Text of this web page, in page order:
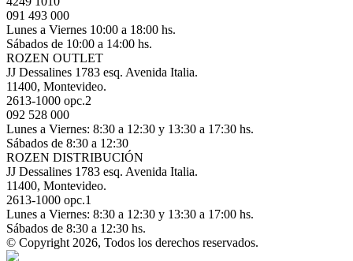
091 493 000
Lunes a Viernes 10:00 a 18:00 hs.
Sábados de 10:00 a 14:00 hs.
ROZEN OUTLET
JJ Dessalines 1783 esq. Avenida Italia.
11400, Montevideo.
2613-1000 opc.2
092 528 000
Lunes a Viernes: 8:30 a 12:30 y 13:30 a 17:30 hs.
Sábados de 8:30 a 12:30
ROZEN DISTRIBUCIÓN
JJ Dessalines 1783 esq. Avenida Italia.
11400, Montevideo.
2613-1000 opc.1
Lunes a Viernes: 8:30 a 12:30 y 13:30 a 17:00 hs.
Sábados de 8:30 a 12:30 hs.
© Copyright 2026, Todos los derechos reservados.